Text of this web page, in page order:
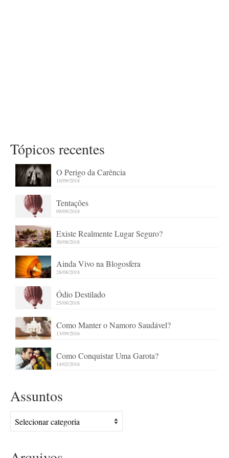
Tópicos recentes
O Perigo da Carência
10/09/2018
Tentações
09/09/2018
Existe Realmente Lugar Seguro?
30/08/2018
Ainda Vivo na Blogosfera
28/08/2018
Ódio Destilado
25/08/2018
Como Manter o Namoro Saudável?
13/09/2016
Como Conquistar Uma Garota?
14/02/2016
Assuntos
Assuntos